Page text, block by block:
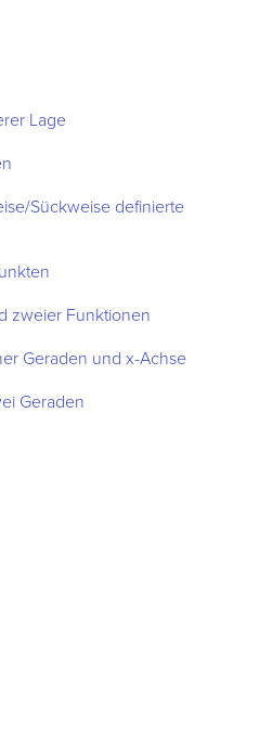
Lage
Sückweise definierte
zweier Funktionen
Geraden und x-Achse
Geraden